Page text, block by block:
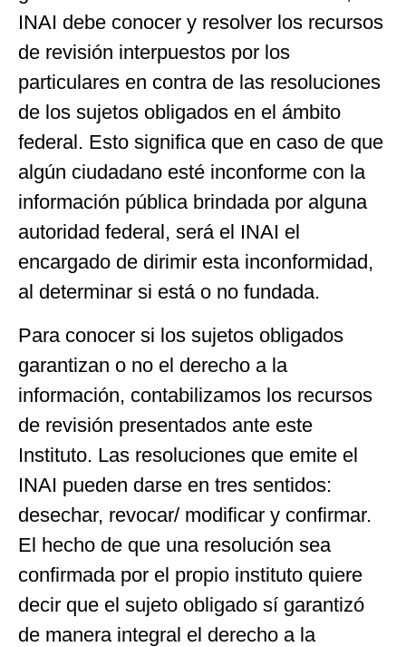
INAI debe conocer y resolver los recursos
de revisión interpuestos por los
particulares en contra de las resoluciones
de los sujetos obligados en el ámbito
federal. Esto significa que en caso de que
algún ciudadano esté inconforme con la
información pública brindada por alguna
autoridad federal, será el INAI el
encargado de dirimir esta inconformidad,
al determinar si está o no fundada.
Para conocer si los sujetos obligados
garantizan o no el derecho a la
información, contabilizamos los recursos
de revisión presentados ante este
Instituto. Las resoluciones que emite el
INAI pueden darse en tres sentidos:
desechar, revocar/ modificar y confirmar.
El hecho de que una resolución sea
confirmada por el propio instituto quiere
decir que el sujeto obligado sí garantizó
de manera integral el derecho a la